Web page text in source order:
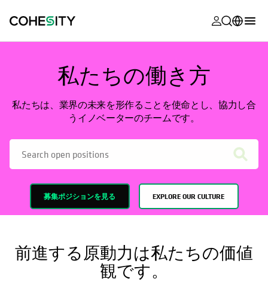
新しいタ
新しいタ
Alta
新しいタ
新しいタ
製品に関
ドキュメ
新しいタ
アカデミー
新しいタ
Cohesity
新しいタ
パートナー
新しいタ
English (U.S.)
Deutsch (Germany)
Français (France)
한국어 (South
Korea)
Español (Spain)
私たちの働き方
私たちは、業界の未来を形作ることを使命とし、協力し合
うイノベーターのチームです。
募集ポジションを見る EXPLORE OUR CULTURE
新しいタブで開く
前進する原動力は私たちの価値
観です。